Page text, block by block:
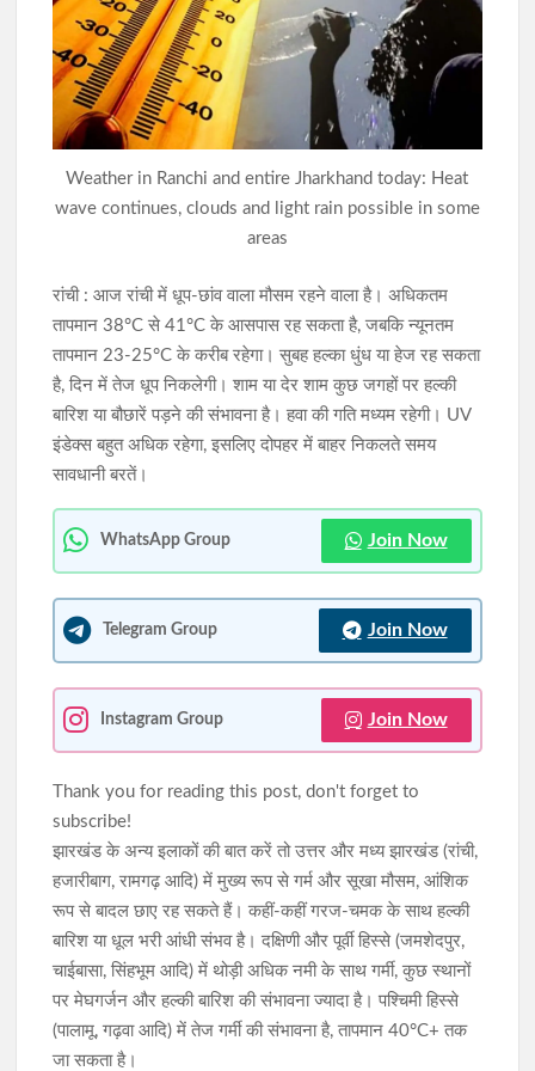
राहे हत्याकांड का खुलासा: मुख्य आरोपी समेत तीन गिरफ्तार, हत्या में प्रयुक्त
फरसा बरामद
सिमडेगा में डीएलएमसी बैठक: न्यायिक व्यवस्था को अधिक प्रभावी बनाने पर
Weather in Ranchi and entire Jharkhand today: Heat
wave continues, clouds and light rain possible in some
areas
रांची : आज रांची में धूप-छांव वाला मौसम रहने वाला है। अधिकतम
तापमान 38°C से 41°C के आसपास रह सकता है, जबकि न्यूनतम
तापमान 23-25°C के करीब रहेगा। सुबह हल्का धुंध या हेज रह सकता
है, दिन में तेज धूप निकलेगी। शाम या देर शाम कुछ जगहों पर हल्की
बारिश या बौछारें पड़ने की संभावना है। हवा की गति मध्यम रहेगी। UV
इंडेक्स बहुत अधिक रहेगा, इसलिए दोपहर में बाहर निकलते समय
सावधानी बरतें।
WhatsApp Group Join Now
Telegram Group Join Now
Instagram Group Join Now
Thank you for reading this post, don't forget to
subscribe!
झारखंड के अन्य इलाकों की बात करें तो उत्तर और मध्य झारखंड (रांची,
हजारीबाग, रामगढ़ आदि) में मुख्य रूप से गर्म और सूखा मौसम, आंशिक
रूप से बादल छाए रह सकते हैं। कहीं-कहीं गरज-चमक के साथ हल्की
बारिश या धूल भरी आंधी संभव है। दक्षिणी और पूर्वी हिस्से (जमशेदपुर,
चाईबासा, सिंहभूम आदि) में थोड़ी अधिक नमी के साथ गर्मी, कुछ स्थानों
पर मेघगर्जन और हल्की बारिश की संभावना ज्यादा है। पश्चिमी हिस्से
(पालामू, गढ़वा आदि) में तेज गर्मी की संभावना है, तापमान 40°C+ तक
जा सकता है।